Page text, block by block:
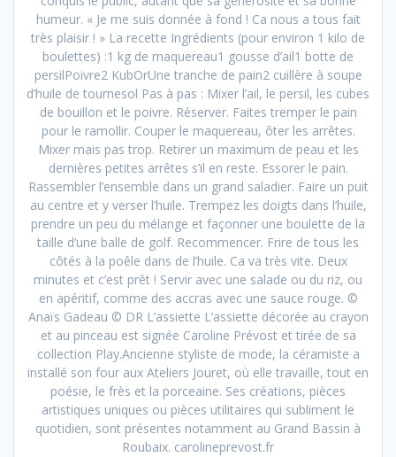
humeur. « Je me suis donnée à fond ! Ca nous a tous fait
très plaisir ! » La recette Ingrédients (pour environ 1 kilo de
boulettes) :1 kg de maquereau1 gousse d’ail1 botte de
persilPoivre2 KubOrUne tranche de pain2 cuillère à soupe
d’huile de tournesol Pas à pas : Mixer l’ail, le persil, les cubes
de bouillon et le poivre. Réserver. Faites tremper le pain
pour le ramollir. Couper le maquereau, ôter les arrêtes.
Mixer mais pas trop. Retirer un maximum de peau et les
dernières petites arrêtes s’il en reste. Essorer le pain.
Rassembler l’ensemble dans un grand saladier. Faire un puit
au centre et y verser l’huile. Trempez les doigts dans l’huile,
prendre un peu du mélange et façonner une boulette de la
taille d’une balle de golf. Recommencer. Frire de tous les
côtés à la poêle dans de l’huile. Ca va très vite. Deux
minutes et c’est prêt ! Servir avec une salade ou du riz, ou
en apéritif, comme des accras avec une sauce rouge. ©
Anaïs Gadeau © DR L’assiette L’assiette décorée au crayon
et au pinceau est signée Caroline Prévost et tirée de sa
collection Play.Ancienne styliste de mode, la céramiste a
installé son four aux Ateliers Jouret, où elle travaille, tout en
poésie, le frès et la porceaine. Ses créations, pièces
artistiques uniques ou pièces utilitaires qui subliment le
quotidien, sont présentes notamment au Grand Bassin à
Roubaix. carolineprevost.fr